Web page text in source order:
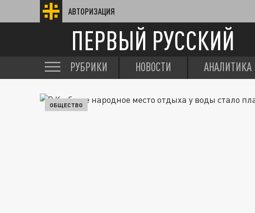
АВТОРИЗАЦИЯ
ПЕРВЫЙ РУССКИЙ
РУБРИКИ НОВОСТИ АНАЛИТИКА
ОБЩЕСТВО